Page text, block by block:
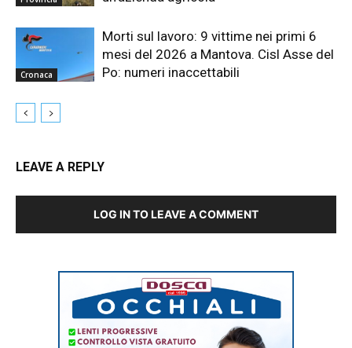
Cronaca
Morti sul lavoro: 9 vittime nei primi 6
mesi del 2026 a Mantova. Cisl Asse del
Po: numeri inaccettabili
LEAVE A REPLY
LOG IN TO LEAVE A COMMENT